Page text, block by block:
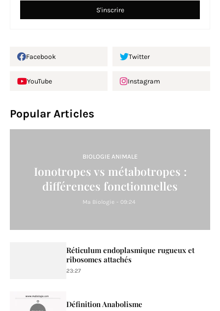
Facebook Twitter
YouTube Instagram
Popular Articles
BIOLOGIE ANIMALE
Ionotropes vs métabotropes :
différences fonctionnelles
Ma Biologie - 09:24
Réticulum endoplasmique rugueux et
ribosomes attachés
23:27
Définition Anabolisme